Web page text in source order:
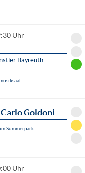
Uhr
Bayreuth -
Carlo Goldoni
Summerpark
Uhr